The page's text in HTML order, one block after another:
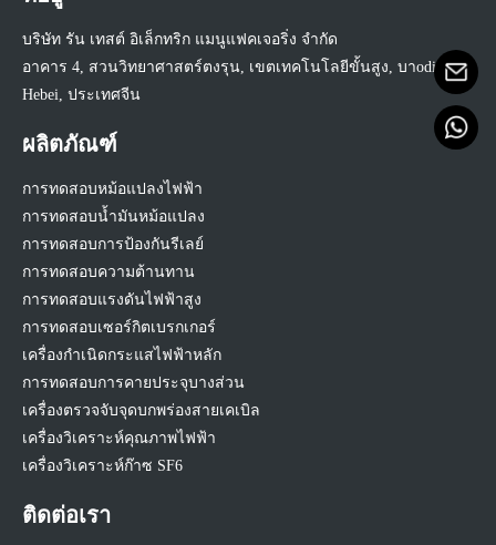
บริษัท รัน เทสต์ อิเล็กทริก แมนูแฟคเจอริ่ง จำกัด
อาคาร 4, สวนวิทยาศาสตร์ตงรุน, เขตเทคโนโลยีขั้นสูง, บาoding,
Hebei, ประเทศจีน
ผลิตภัณฑ์
การทดสอบหม้อแปลงไฟฟ้า
การทดสอบน้ำมันหม้อแปลง
การทดสอบการป้องกันรีเลย์
การทดสอบความต้านทาน
การทดสอบแรงดันไฟฟ้าสูง
การทดสอบเซอร์กิตเบรกเกอร์
เครื่องกำเนิดกระแสไฟฟ้าหลัก
การทดสอบการคายประจุบางส่วน
เครื่องตรวจจับจุดบกพร่องสายเคเบิล
เครื่องวิเคราะห์คุณภาพไฟฟ้า
เครื่องวิเคราะห์ก๊าซ SF6
ติดต่อเรา